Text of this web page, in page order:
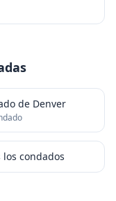
de Denver
los condados